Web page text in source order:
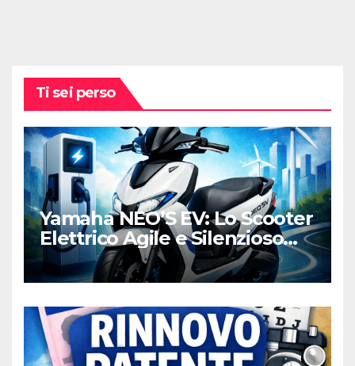
Ti sei perso
Yamaha NEO’S EV: Lo Scooter
Elettrico Agile e Silenzioso
per la Città